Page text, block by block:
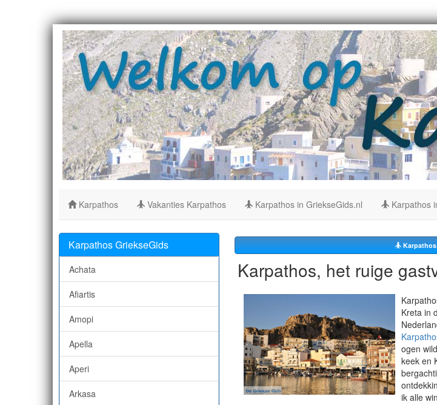
Karpathos Vakanties Karpathos Karpathos in GriekseGids.nl Karpathos
Karpathos, het ruige
Kreta in
ogen
keek en
ik alle
Karpathos GriekseGids
Achata
Afiartis
Amopi
Apella
Aperi
Arkasa